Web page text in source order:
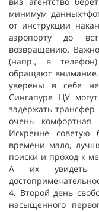
минимум
от инструкции
аэропорту до
возвращению.
(напр., в
обращают
уверены в себе
Сингапуре ЦУ
задержать
очень комфортная
Искренне
времени мало,
поиски и проход к
А их увидеть
4. Второй день
насыщенного